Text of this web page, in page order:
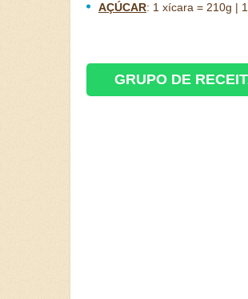
AÇÚCAR: 1 xícara = 210g |
GRUPO DE